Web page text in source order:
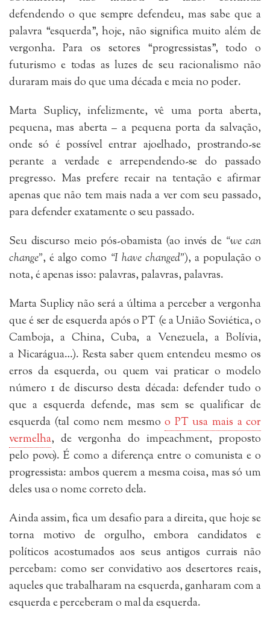
defendendo o que sempre defendeu, mas sabe que a
palavra “esquerda”, hoje, não significa muito além de
vergonha. Para os setores “progressistas”, todo o
futurismo e todas as luzes de seu racionalismo não
duraram mais do que uma década e meia no poder.
Marta Suplicy, infelizmente, vê uma porta aberta,
pequena, mas aberta – a pequena porta da salvação,
onde só é possível entrar ajoelhado, prostrando-se
perante a verdade e arrependendo-se do passado
pregresso. Mas prefere recair na tentação e afirmar
apenas que não tem mais nada a ver com seu passado,
para defender exatamente o seu passado.
Seu discurso meio pós-obamista (ao invés de “we can
change”, é algo como “I have changed”), a população o
nota, é apenas isso: palavras, palavras, palavras.
Marta Suplicy não será a última a perceber a vergonha
que é ser de esquerda após o PT (e a União Soviética, o
Camboja, a China, Cuba, a Venezuela, a Bolívia,
a Nicarágua…). Resta saber quem entendeu mesmo os
erros da esquerda, ou quem vai praticar o modelo
número 1 de discurso desta década: defender tudo o
que a esquerda defende, mas sem se qualificar de
esquerda (tal como nem mesmoo PT usa mais a cor
vermelha, de vergonha do impeachment, proposto
pelo povo). É como a diferença entre o comunista e o
progressista: ambos querem a mesma coisa, mas só um
deles usa o nome correto dela.
Ainda assim, fica um desafio para a direita, que hoje se
torna motivo de orgulho, embora candidatos e
políticos acostumados aos seus antigos currais não
percebam: como ser convidativo aos desertores reais,
aqueles que trabalharam na esquerda, ganharam com a
esquerda e perceberam o mal da esquerda.